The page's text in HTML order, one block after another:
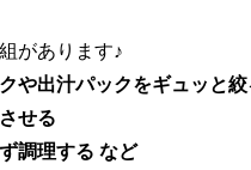
があります♪
や出汁パックをギュッと
せる
調理する など